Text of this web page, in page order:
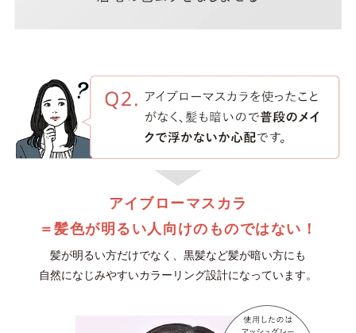
アイブローマスカラ
＝髪色が明るい人向けのものではない！
髪が明るい方だけでなく、黒髪など髪が暗い方にも
自然になじみやすいカラーリング設計になっています。